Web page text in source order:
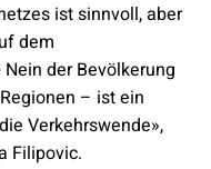
ist sinnvoll, aber
dem
der Bevölkerung
– ist ein
Verkehrswende»,
Filipovic.